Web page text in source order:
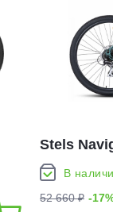
Stels
В
52 660 ₽ -